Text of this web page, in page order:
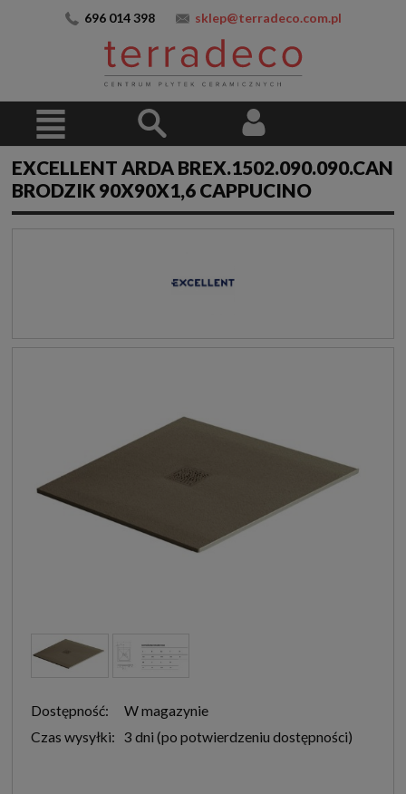
696 014 398 sklep@terradeco.com.pl
EXCELLENT ARDA BREX.1502.090.090.CAN
BRODZIK 90X90X1,6 CAPPUCINO
Dostępność:
W magazynie
Czas wysyłki: 3 dni